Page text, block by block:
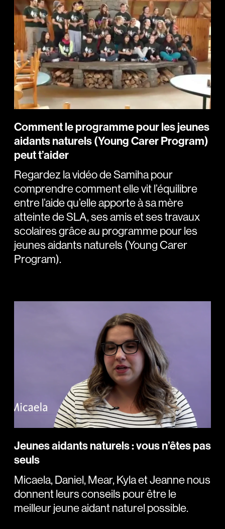
Comment le programme pour les jeunes
aidants naturels (Young Carer Program)
peut t’aider
Regardez la vidéo de Samiha pour
comprendre comment elle vit l’équilibre
entre l’aide qu’elle apporte à sa mère
atteinte de SLA, ses amis et ses travaux
scolaires grâce au programme pour les
jeunes aidants naturels (Young Carer
Program).
Jeunes aidants naturels : vous n’êtes pas
seuls
Micaela, Daniel, Mear, Kyla et Jeanne nous
donnent leurs conseils pour être le
meilleur jeune aidant naturel possible.